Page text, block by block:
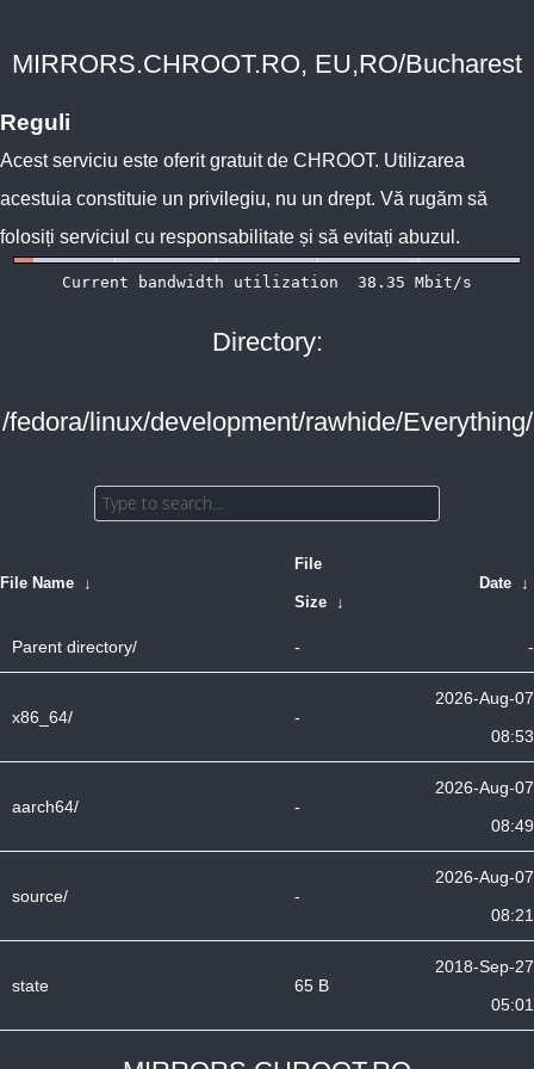
MIRRORS.CHROOT.RO, EU,RO/Bucharest
Reguli
Acest serviciu este oferit gratuit de CHROOT. Utilizarea
acestuia constituie un privilegiu, nu un drept. Vă rugăm să
folosiți serviciul cu responsabilitate și să evitați abuzul.
Directory:
/fedora/linux/development/rawhide/Everything/
File Name ↓
File
Size ↓
Date ↓
Parent directory/ - -
x86_64/ -
2026-Aug-07
08:53
aarch64/ -
2026-Aug-07
08:49
source/ -
2026-Aug-07
08:21
state 65 B
2018-Sep-27
05:01